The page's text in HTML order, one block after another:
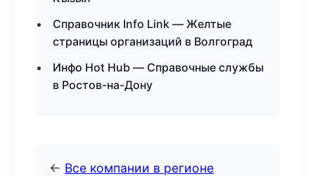
Справочник Info Link — Желтые
страницы организаций в Волгоград
Инфо Hot Hub — Справочные службы
в Ростов-на-Дону
← Все компании в регионе